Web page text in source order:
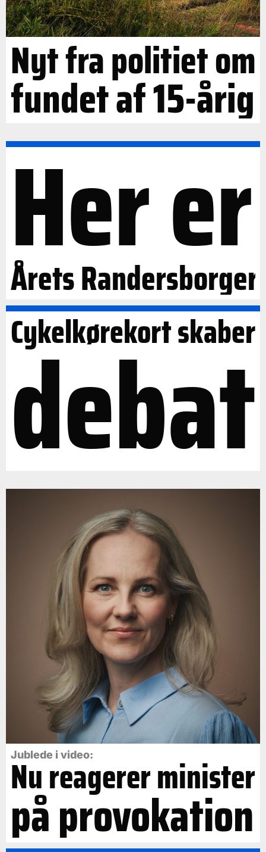
Nyt fra politiet om
fundet af 15-årig
Her er
Årets Randersborger
Cykelkørekort skaber
debat
Jublede i video:
Nu reagerer minister
på provokation